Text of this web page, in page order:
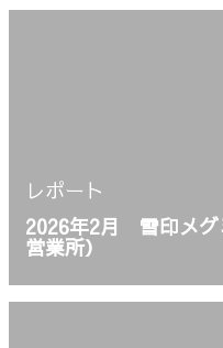
レポート
2026年2月 雪印メグ
営業所）